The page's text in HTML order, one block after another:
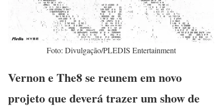
Foto: Divulgação/PLEDIS Entertainment
Vernon e The8 se reunem em novo
projeto que deverá trazer um show de